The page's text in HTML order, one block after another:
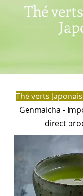
Thé
Thé verts
Genmaicha -
direct